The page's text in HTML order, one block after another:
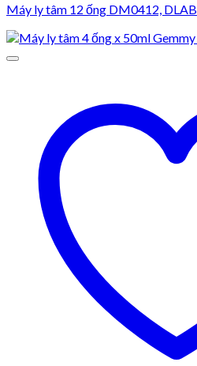
Máy ly tâm 12 ống DM0412, DLAB